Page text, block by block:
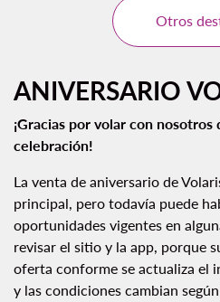
Otros
ANIVERSARIO
¡Gracias por volar con
celebración!
La venta de aniversario de
principal, pero todavía puede
oportunidades vigentes en
revisar el sitio y la app, porque
oferta conforme se actualiza el
y las condiciones cambian